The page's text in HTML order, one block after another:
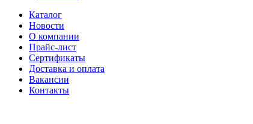
Каталог
Новости
О компании
Прайс-лист
Сертификаты
Доставка и оплата
Вакансии
Контакты